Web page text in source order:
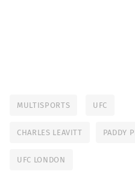
MULTISPORTS UFC
CHARLES LEAVITT PADDY
UFC LONDON